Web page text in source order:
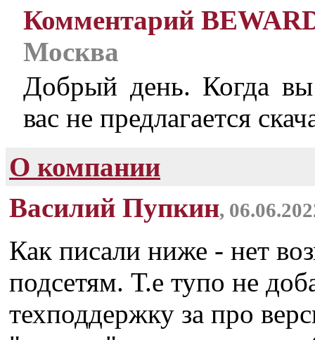
Комментарий
Москва
Добрый день. Когда вы
вас не предлагается
О компании
Василий Пупкин,
Как писали ниже - нет
подсетям. Т.е тупо не
техподдержку за про